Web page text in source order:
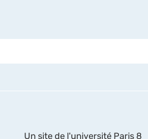
Un site de l'université Paris 8